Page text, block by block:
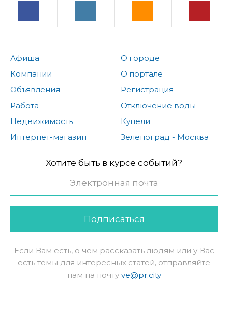
Афиша
Компании
Объявления
Работа
Недвижимость
Интернет-магазин
О городе
О портале
Регистрация
Отключение воды
Купели
Зеленоград - Москва
Хотите быть в курсе событий?
Подписаться
Если Вам есть, о чем рассказать людям или у Вас
есть темы для интересных статей, отправляйте
нам на почту ve@pr.city